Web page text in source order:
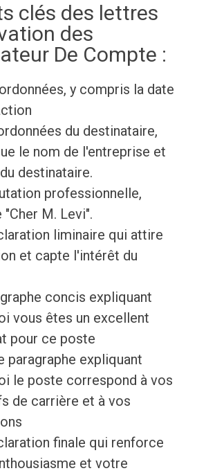
clés des lettres
des
De Compte :
y compris la date
du destinataire,
le nom de l'entreprise et
destinataire.
professionnelle,
M. Levi".
liminaire qui attire
et capte l'intérêt du
concis expliquant
vous êtes un excellent
pour ce poste
paragraphe expliquant
le poste correspond à vos
de carrière et à vos
finale qui renforce
et votre